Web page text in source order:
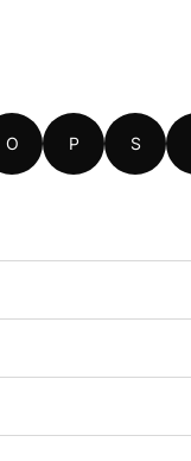
O P S